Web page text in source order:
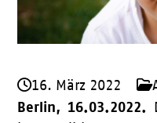
16. März 2022
Berlin, 16.03.2022.